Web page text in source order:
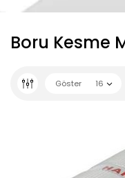
Boru Kesme
Göster 16